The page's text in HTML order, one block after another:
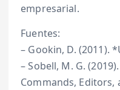
empresarial.
Fuentes:
– Gookin, D. (2011).
– Sobell, M. G.
Commands,